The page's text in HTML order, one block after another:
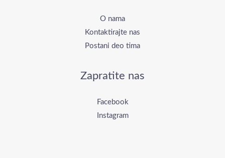
O nama
Kontaktirajte nas
Postani deo tima
Zapratite nas
Facebook
Instagram